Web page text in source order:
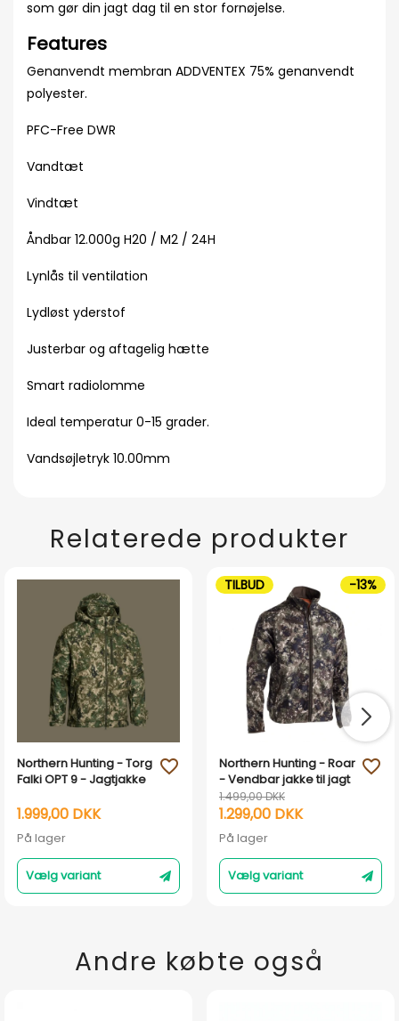
som gør din jagt dag til en stor fornøjelse.
Features
Genanvendt membran ADDVENTEX 75% genanvendt
polyester.
PFC-Free DWR
Vandtæt
Vindtæt
Åndbar 12.000g H20 / M2 / 24H
Lynlås til ventilation
Lydløst yderstof
Justerbar og aftagelig hætte
Smart radiolomme
Ideal temperatur 0-15 grader.
Vandsøjletryk 10.00mm
Relaterede produkter
Northern Hunting - Torg
Falki OPT 9 - Jagtjakke
1.999,00 DKK
På lager
Vælg variant
favorite_outline
Northern Hunting - Roar
- Vendbar jakke til jagt
1.499,00 DKK
1.299,00 DKK
På lager
Vælg variant
favorite_outline
TILBUD -13%
Andre købte også